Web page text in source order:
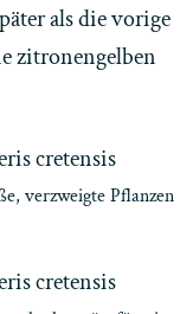
als die vorige
zitronengelben
verzweigte Pflanzen